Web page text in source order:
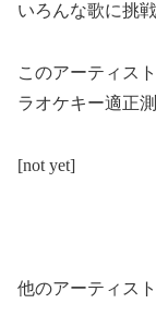
いろんな歌に挑
このアーティス
ラオケキー適正
[not yet]
他のアーティス